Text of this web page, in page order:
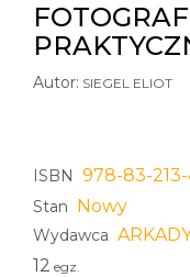
Autor: SIEGEL ELIOT
ISBN 978-83-213-
Stan Nowy
Wydawca
12 egz.